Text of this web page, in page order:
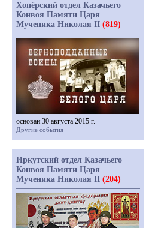
Хопёрский отдел Казачьего
Конвоя Памяти Царя
Мученика Николая II (819)
основан 30 августа 2015 г.
Другие события
Иркутский отдел Казачьего
Конвоя Памяти Царя
Мученика Николая II (204)